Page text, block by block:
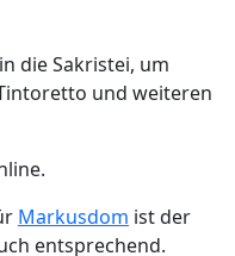
die Sakristei, um
und weiteren
Markusdom ist der
entsprechend.